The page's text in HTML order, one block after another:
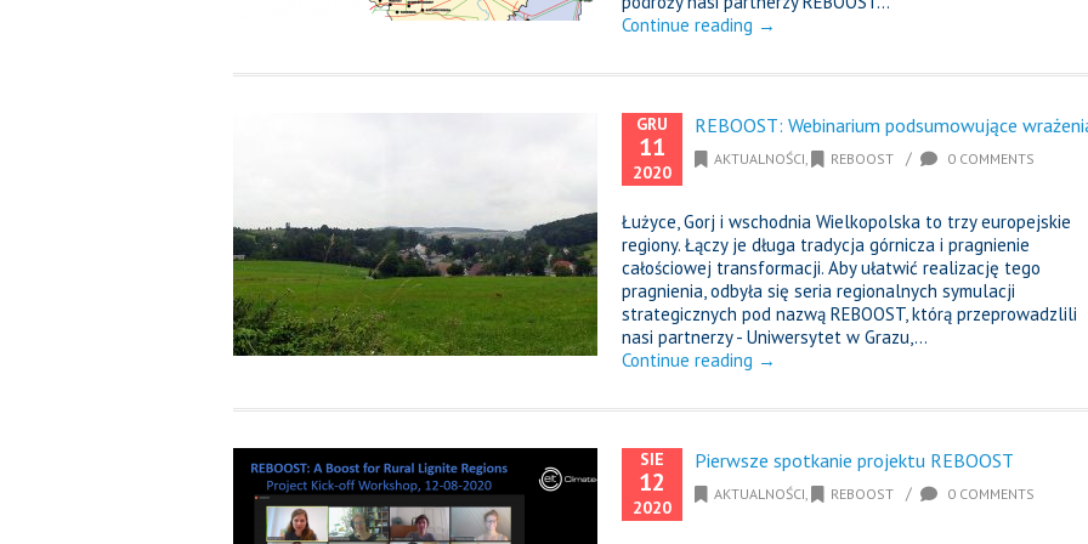
Continue reading →
GRU
11
2020
REBOOST: Webinarium podsumowujące
AKTUALNOŚCI, REBOOST / 0 COMMENTS
Łużyce, Gorj i wschodnia Wielkopolska to trzy europejskie
regiony. Łączy je długa tradycja górnicza i pragnienie
całościowej transformacji. Aby ułatwić realizację tego
pragnienia, odbyła się seria regionalnych symulacji
strategicznych pod nazwą REBOOST, którą przeprowadzlili
nasi partnerzy - Uniwersytet w Grazu,...
Continue reading →
SIE
12
2020
Pierwsze spotkanie projektu REBOOST
AKTUALNOŚCI, REBOOST / 0 COMMENTS